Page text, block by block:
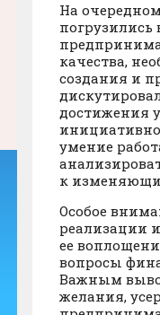
На
погрузились
качества,
создания и
достижения
умение
к
Особое
реализации
ее
вопросы
Важным
желания,